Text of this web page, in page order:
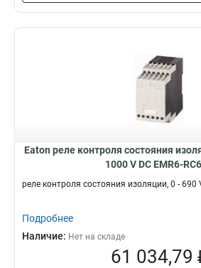
Eaton реле контроля состояния
1000 V DC EMR6-
реле контроля состояния изоляции, 0 - 690
Подробнее
Наличие: Нет на складе
61 034,79